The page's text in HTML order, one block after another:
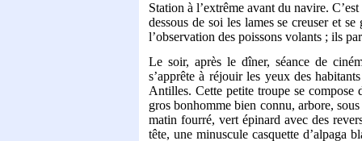
Station à l’extrême avant du navire.
dessous de soi les lames se creuser et
l’observation des poissons volants ; ils
Le soir, après le dîner, séance de
s’apprête à réjouir les yeux des
Antilles. Cette petite troupe se compose
gros bonhomme bien connu, arbore,
matin fourré, vert épinard avec des
tête, une minuscule casquette d’alpaga